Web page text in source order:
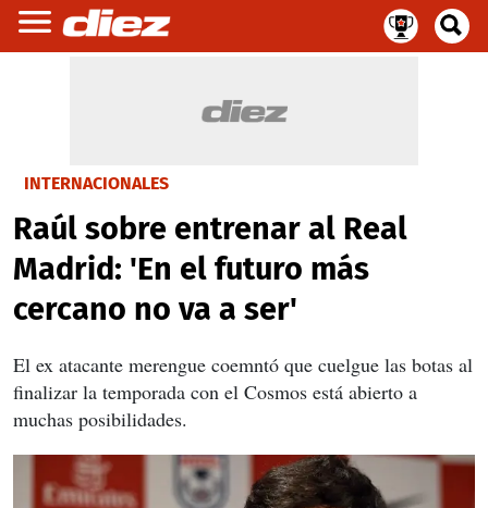
INTERNACIONALES
Raúl sobre entrenar al Real
Madrid: 'En el futuro más
cercano no va a ser'
El ex atacante merengue coemntó que cuelgue las botas al
finalizar la temporada con el Cosmos está abierto a
muchas posibilidades.